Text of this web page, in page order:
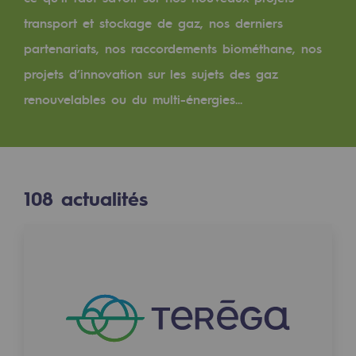
Transversalité et Collaboratif
Notre culture et nos valeurs
Une organisation certifiée
Gouvernance
Où nous trouver
Les énergies d'avenir
transport et stockage de gaz, nos derniers
partenariats, nos raccordements biométhane, nos
projets d’innovation sur les sujets des gaz
renouvelables ou du multi-énergies...
108 actualités